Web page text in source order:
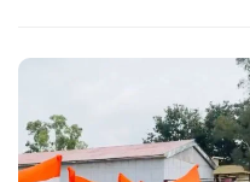
ज्यादा विवाद खड़ा कर दिया.